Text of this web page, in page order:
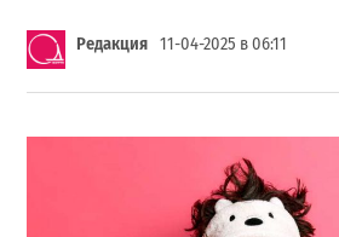
Редакция 11-04-2025 в 06:11